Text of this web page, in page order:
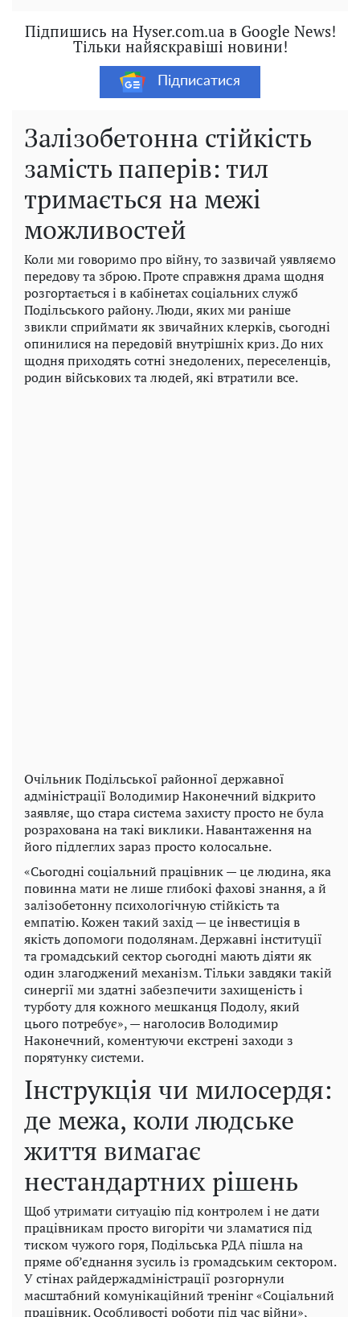
Підпишись на Hyser.com.ua в Google News!
Тільки найяскравіші новини!
Підписатися
Залізобетонна стійкість
замість паперів: тил
тримається на межі
можливостей
Коли ми говоримо про війну, то зазвичай уявляємо
передову та зброю. Проте справжня драма щодня
розгортається і в кабінетах соціальних служб
Подільського району. Люди, яких ми раніше
звикли сприймати як звичайних клерків, сьогодні
опинилися на передовій внутрішніх криз. До них
щодня приходять сотні знедолених, переселенців,
родин військових та людей, які втратили все.
Очільник Подільської районної державної
адміністрації Володимир Наконечний відкрито
заявляє, що стара система захисту просто не була
розрахована на такі виклики. Навантаження на
його підлеглих зараз просто колосальне.
«Сьогодні соціальний працівник — це людина, яка
повинна мати не лише глибокі фахові знання, а й
залізобетонну психологічную стійкість та
емпатію. Кожен такий захід — це інвестиція в
якість допомоги подолянам. Державні інституції
та громадський сектор сьогодні мають діяти як
один злагоджений механізм. Тільки завдяки такій
синергії ми здатні забезпечити захищеність і
турботу для кожного мешканця Подолу, який
цього потребує», — наголосив Володимир
Наконечний, коментуючи екстрені заходи з
порятунку системи.
Інструкція чи милосердя:
де межа, коли людське
життя вимагає
нестандартних рішень
Щоб утримати ситуацію під контролем і не дати
працівникам просто вигоріти чи зламатися під
тиском чужого горя, Подільська РДА пішла на
пряме об’єднання зусиль із громадським сектором.
У стінах райдержадміністрації розгорнули
масштабний комунікаційний тренінг «Соціальний
працівник. Особливості роботи під час війни»,